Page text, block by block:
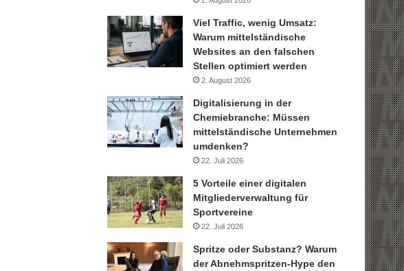
Viel Traffic, wenig Umsatz:
Warum mittelständische
Websites an den falschen
Stellen optimiert werden
2. August 2026
Digitalisierung in der
Chemiebranche: Müssen
mittelständische Unternehmen
umdenken?
22. Juli 2026
5 Vorteile einer digitalen
Mitgliederverwaltung für
Sportvereine
22. Juli 2026
Spritze oder Substanz? Warum
der Abnehmspritzen-Hype den